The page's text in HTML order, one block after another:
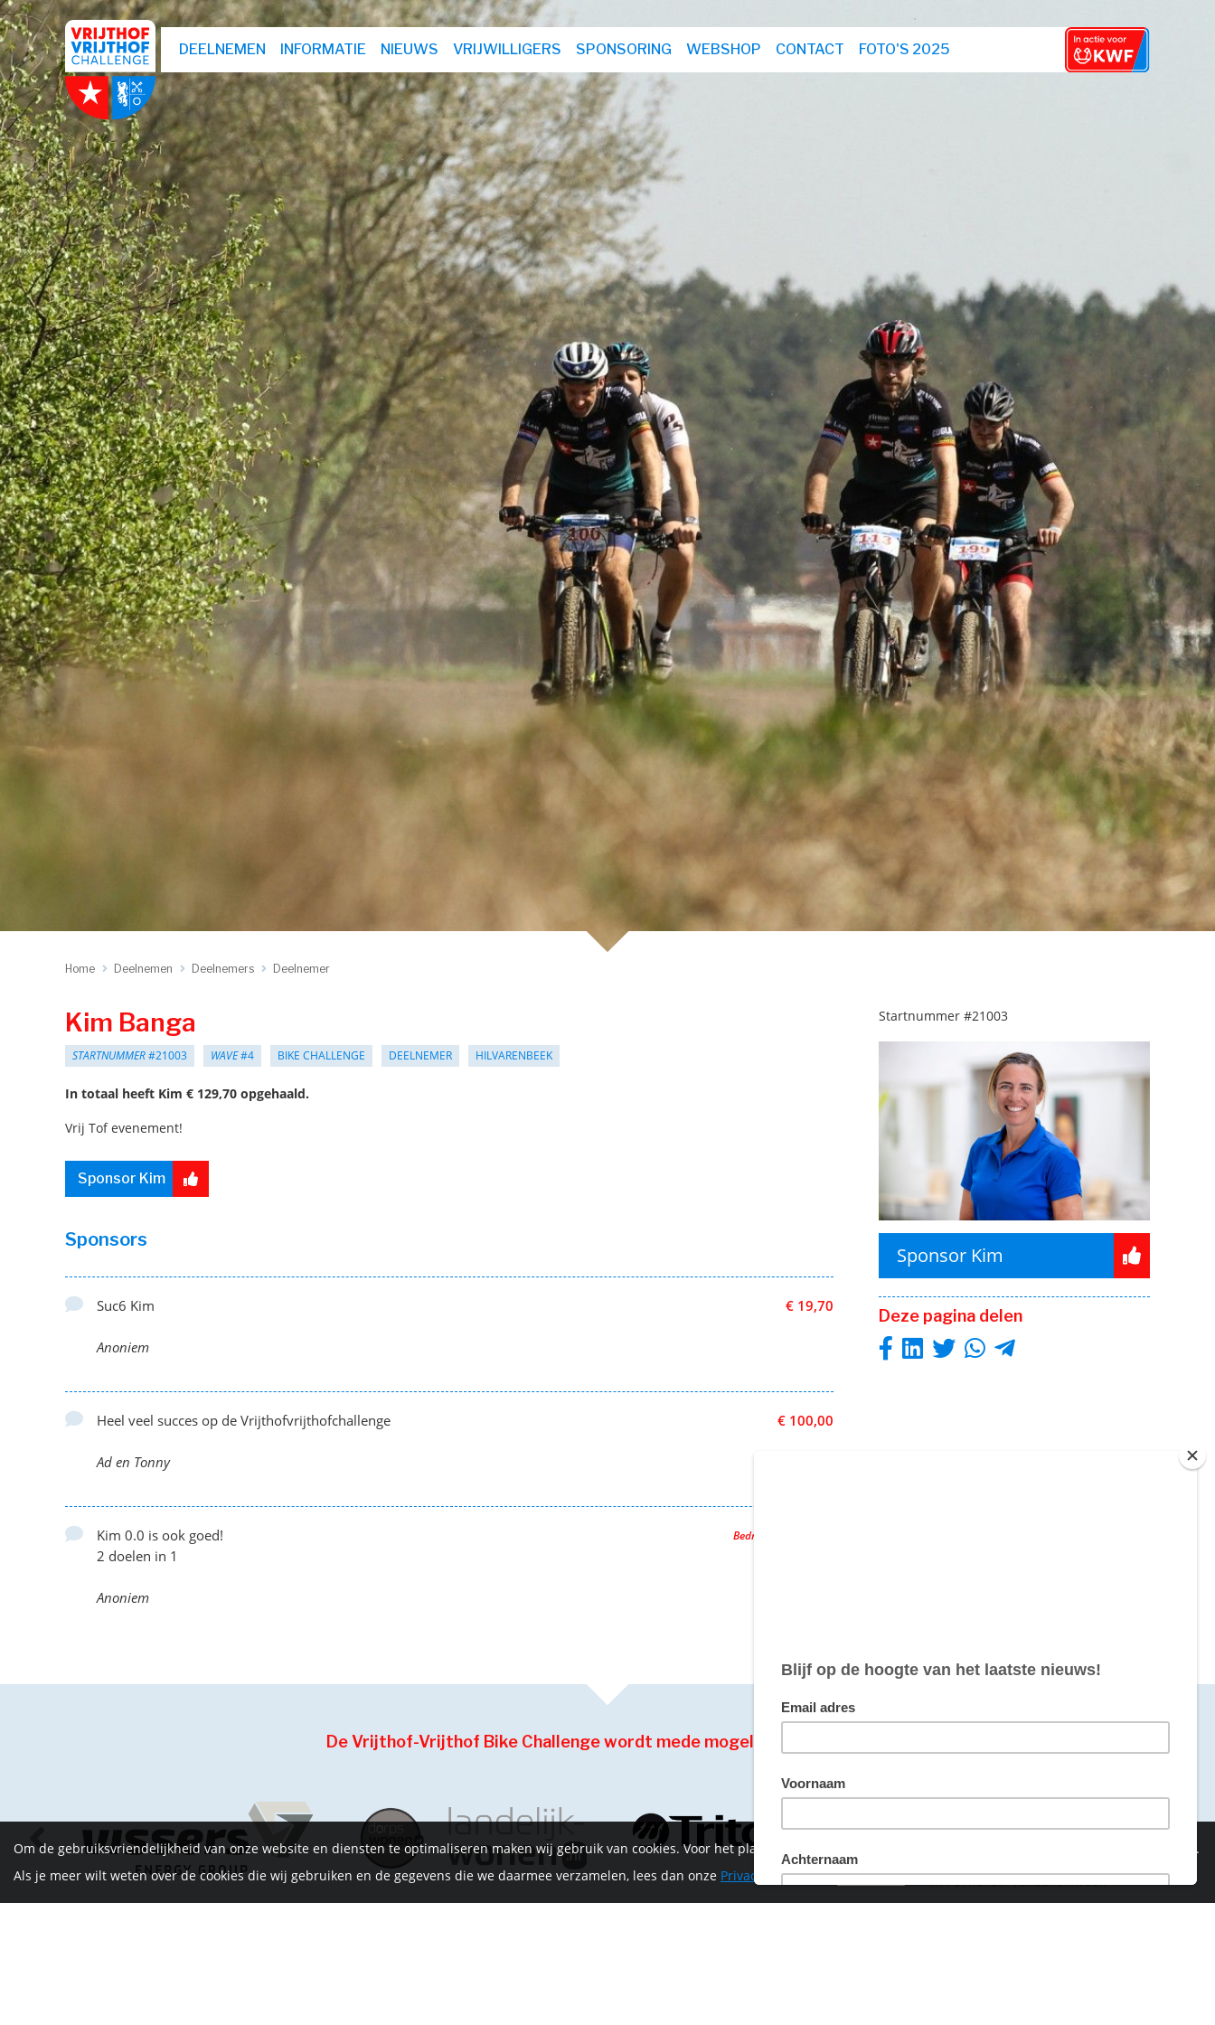
DEELNEMEN INFORMATIE NIEUWS VRIJWILLIGERS SPONSORING WEBSHOP CONTACT FOTO'S 2025
Home Deelnemen Deelnemers Deelnemer
Kim Banga
STARTNUMMER#21003 WAVE#4 BIKE CHALLENGE DEELNEMER HILVARENBEEK
In totaal heeft Kim € 129,70 opgehaald.
Vrij Tof evenement!
Sponsor Kim
Startnummer #21003
Sponsor Kim
Deze pagina delen
Sponsors
€ 19,70
Suc6 Kim
Anoniem
€ 100,00
Heel veel succes op de Vrijthofvrijthofchallenge
Ad en Tonny
Bedrag afgeschermd
Kim 0.0 is ook goed!
2 doelen in 1
Anoniem
De Vrijthof-Vrijthof Bike Challenge wordt mede mogelijk gemaakt door
Om de gebruiksvriendelijkheid van onze website en diensten te optimaliseren maken wij gebruik van cookies. Voor het plaatsen van sommige cookies hebben we echter wel je toestemming nodig.
Als je meer wilt weten over de cookies die wij gebruiken en de gegevens die we daarmee verzamelen, lees dan onze Privacyverklaring Akkoord